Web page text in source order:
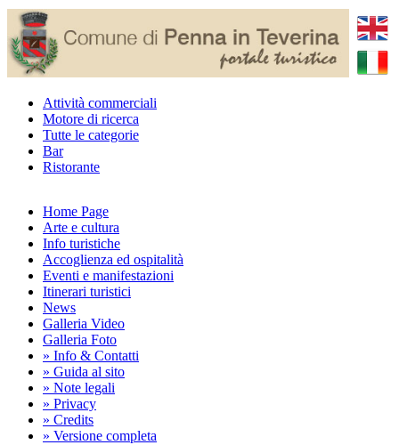
Attività commerciali
Motore di ricerca
Tutte le categorie
Bar
Ristorante
Home Page
Arte e cultura
Info turistiche
Accoglienza ed ospitalità
Eventi e manifestazioni
Itinerari turistici
News
Galleria Video
Galleria Foto
» Info & Contatti
» Guida al sito
» Note legali
» Privacy
» Credits
» Versione completa